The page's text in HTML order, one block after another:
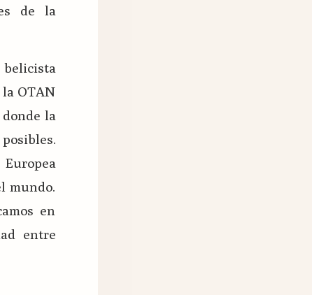
de la
belicista
OTAN
la
mundo.
en
entre